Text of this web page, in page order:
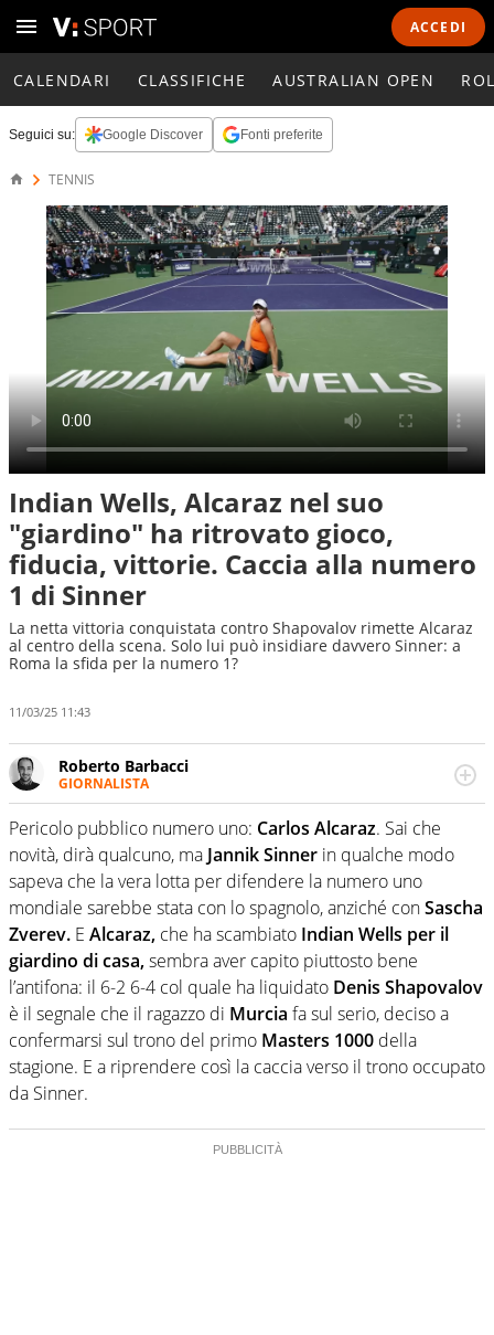
ACCEDI
CALENDARI CLASSIFICHE AUSTRALIAN OPEN
Seguici su: Google Discover Fonti preferite
TENNIS
Indian Wells, Alcaraz nel suo
"giardino" ha ritrovato gioco,
fiducia, vittorie. Caccia alla numero
1 di Sinner
La netta vittoria conquistata contro Shapovalov rimette Alcaraz
al centro della scena. Solo lui può insidiare davvero Sinner: a
Roma la sfida per la numero 1?
11/03/25 11:43
Roberto Barbacci
GIORNALISTA
Giornalista (pubblicista) sportivo a tutto campo, è il
tuttologo di Virgilio Sport. Provate a chiedergli di boxe, di
scherma, di volley o di curling: ve ne farà innamorare
Pericolo pubblico numero uno: Carlos Alcaraz. Sai che
novità, dirà qualcuno, ma Jannik Sinner in qualche modo
sapeva che la vera lotta per difendere la numero uno
mondiale sarebbe stata con lo spagnolo, anziché conSascha
Zverev. E Alcaraz, che ha scambiato Indian Wells per il
giardino di casa,sembra aver capito piuttosto bene
l’antifona: il 6-2 6-4 col quale ha liquidato Denis Shapovalov
è il segnale che il ragazzo di Murcia fa sul serio, deciso a
confermarsi sul trono del primo Masters 1000 della
stagione. E a riprendere così la caccia verso il trono occupato
da Sinner.